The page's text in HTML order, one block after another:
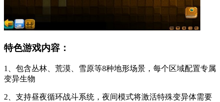
特色游戏内容：
1、包含丛林、荒漠、雪原等8种地形场景，每个区域配置专属
变异生物
2、支持昼夜循环战斗系统，夜间模式将激活特殊变异体需要